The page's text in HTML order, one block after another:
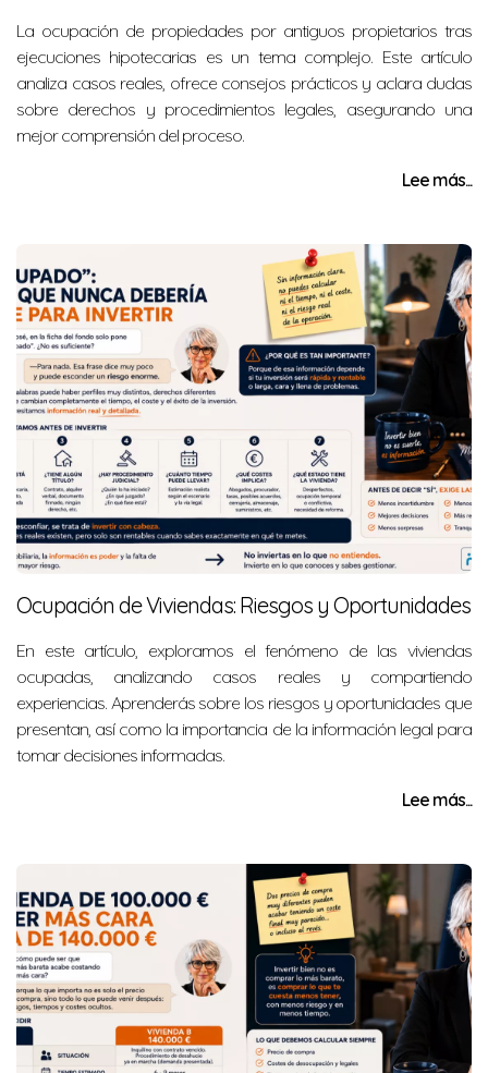
La ocupación de propiedades por antiguos propietarios tras
ejecuciones hipotecarias es un tema complejo. Este artículo
analiza casos reales, ofrece consejos prácticos y aclara dudas
sobre derechos y procedimientos legales, asegurando una
mejor comprensión del proceso.
Lee más...
Ocupación de Viviendas: Riesgos y Oportunidades
En este artículo, exploramos el fenómeno de las viviendas
ocupadas, analizando casos reales y compartiendo
experiencias. Aprenderás sobre los riesgos y oportunidades que
presentan, así como la importancia de la información legal para
tomar decisiones informadas.
Lee más...